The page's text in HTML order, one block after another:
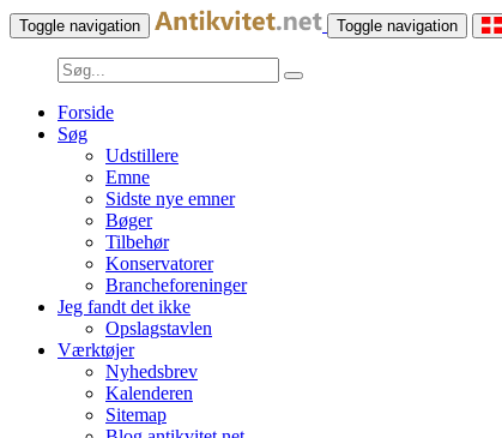
Toggle navigation Toggle navigation
Forside
Søg
Udstillere
Emne
Sidste nye emner
Bøger
Tilbehør
Konservatorer
Brancheforeninger
Jeg fandt det ikke
Opslagstavlen
Værktøjer
Nyhedsbrev
Kalenderen
Sitemap